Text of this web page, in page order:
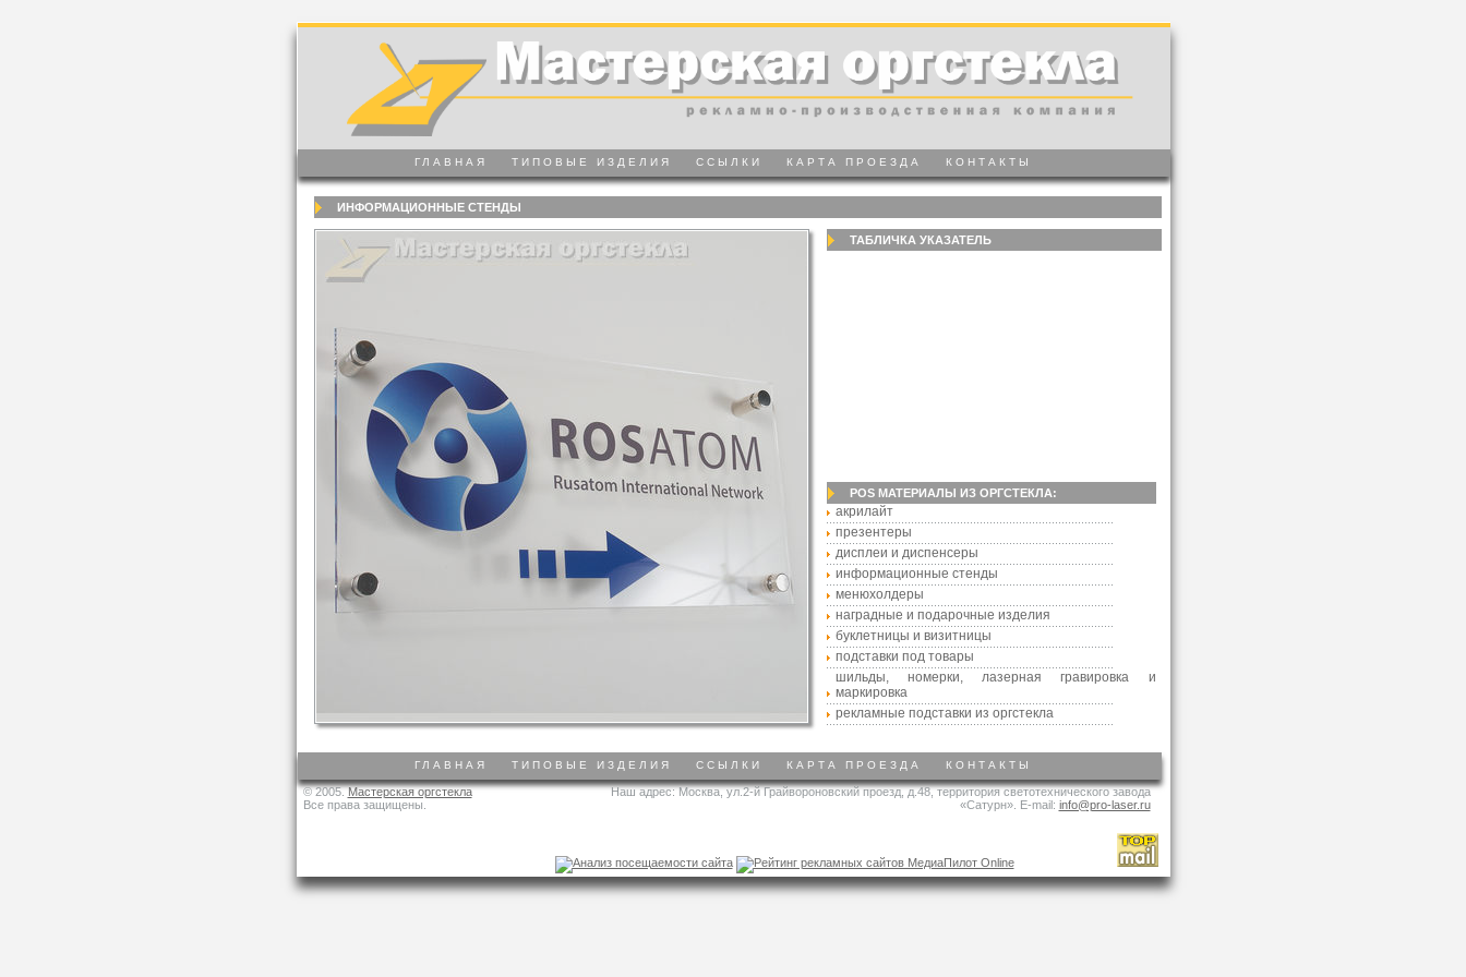
ГЛАВНАЯ ТИПОВЫЕ ИЗДЕЛИЯ ССЫЛКИ КАРТА ПРОЕЗДА КОНТАКТЫ
ИНФОРМАЦИОННЫЕ СТЕНДЫ
ТАБЛИЧКА УКАЗАТЕЛЬ
POS МАТЕРИАЛЫ ИЗ ОРГСТЕКЛА:
акрилайт
презентеры
дисплеи и диспенсеры
информационные стенды
менюхолдеры
наградные и подарочные изделия
буклетницы и визитницы
подставки под товары
шильды, номерки, лазерная гравировка и
маркировка
рекламные подставки из оргстекла
ГЛАВНАЯ ТИПОВЫЕ ИЗДЕЛИЯ ССЫЛКИ КАРТА ПРОЕЗДА КОНТАКТЫ
© 2005.Мастерская оргстекла
Все права защищены.
Наш адрес: Москва, ул.2-й Грайвороновский проезд, д.48, территория светотехнического завода
«Сатурн». E-mail: info@pro-laser.ru